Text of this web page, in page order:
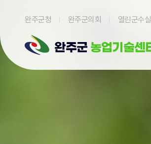
완주군청
완주군의회 열린군수실